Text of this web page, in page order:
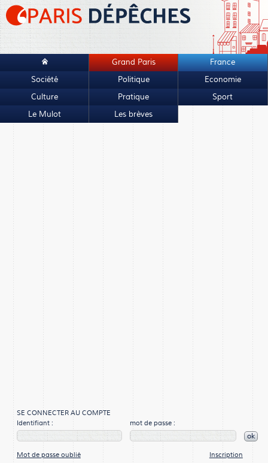
Grand Paris
France
Société
Politique
Economie
Culture
Pratique
Sport
Le Mulot
Les brèves
SE CONNECTER AU COMPTE
Identifiant :
mot de passe :
ok
Mot de passe oublié Inscription